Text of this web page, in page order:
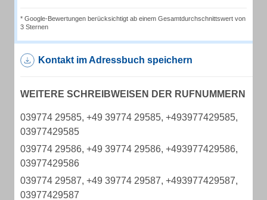
* Google-Bewertungen berücksichtigt ab einem Gesamtdurchschnittswert von
3 Sternen
Kontakt im Adressbuch speichern
WEITERE SCHREIBWEISEN DER RUFNUMMERN
039774 29585, +49 39774 29585, +493977429585,
03977429585
039774 29586, +49 39774 29586, +493977429586,
03977429586
039774 29587, +49 39774 29587, +493977429587,
03977429587